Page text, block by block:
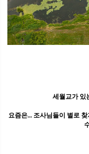
세월교가 있
요즘은... 조사님들이 별로